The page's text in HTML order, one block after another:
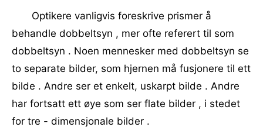
Optikere vanligvis foreskrive prismer å
behandle dobbeltsyn , mer ofte referert til som
dobbeltsyn . Noen mennesker med dobbeltsyn se
to separate bilder, som hjernen må fusjonere til ett
bilde . Andre ser et enkelt, uskarpt bilde . Andre
har fortsatt ett øye som ser flate bilder , i stedet
for tre - dimensjonale bilder .